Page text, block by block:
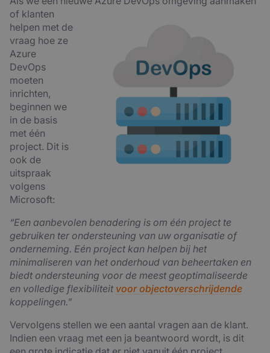
of klanten
helpen met de
vraag hoe ze
Azure
DevOps
moeten
inrichten,
beginnen we
in de basis
met één
project. Dit is
ook de
uitspraak
volgens
Microsoft:
“Een aanbevolen benadering is om één project te
gebruiken ter ondersteuning van uw organisatie of
onderneming. Eén project kan helpen bij het
minimaliseren van het onderhoud van beheertaken en
biedt ondersteuning voor de meest geoptimaliseerde
en volledige flexibiliteit voor objectoverschrijdende
koppelingen.”
Vervolgens stellen we een aantal vragen aan de klant.
Indien een vraag met een ja beantwoord wordt, is dit